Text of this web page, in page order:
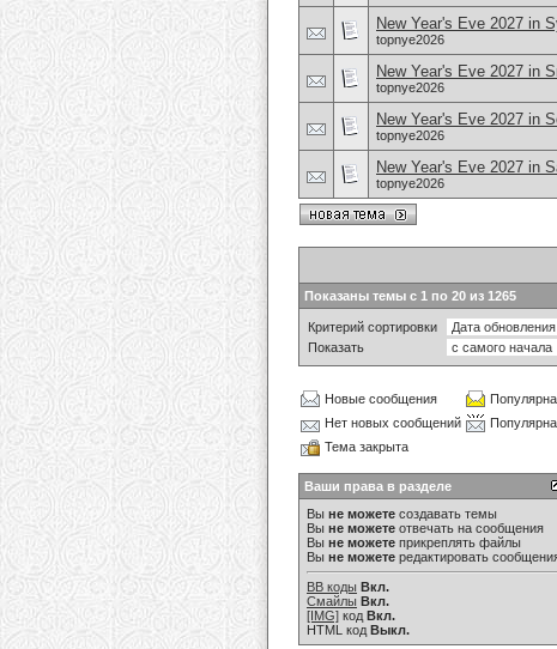
New Year's Eve 2027 in
topnye2026
New Year's Eve 2027 in
topnye2026
New Year's Eve 2027 in
topnye2026
New Year's Eve 2027 in
topnye2026
Показаны темы с 1 по 20 из 1265
Критерий сортировки
Показать
Новые сообщения
Нет новых сообщений
Тема закрыта
Ваши права в разделе
Вы не можете создавать темы
Вы не можете отвечать на сообщения
Вы не можете прикреплять файлы
Вы не можете редактировать
BB коды Вкл.
Смайлы Вкл.
[IMG] код Вкл.
HTML код Выкл.